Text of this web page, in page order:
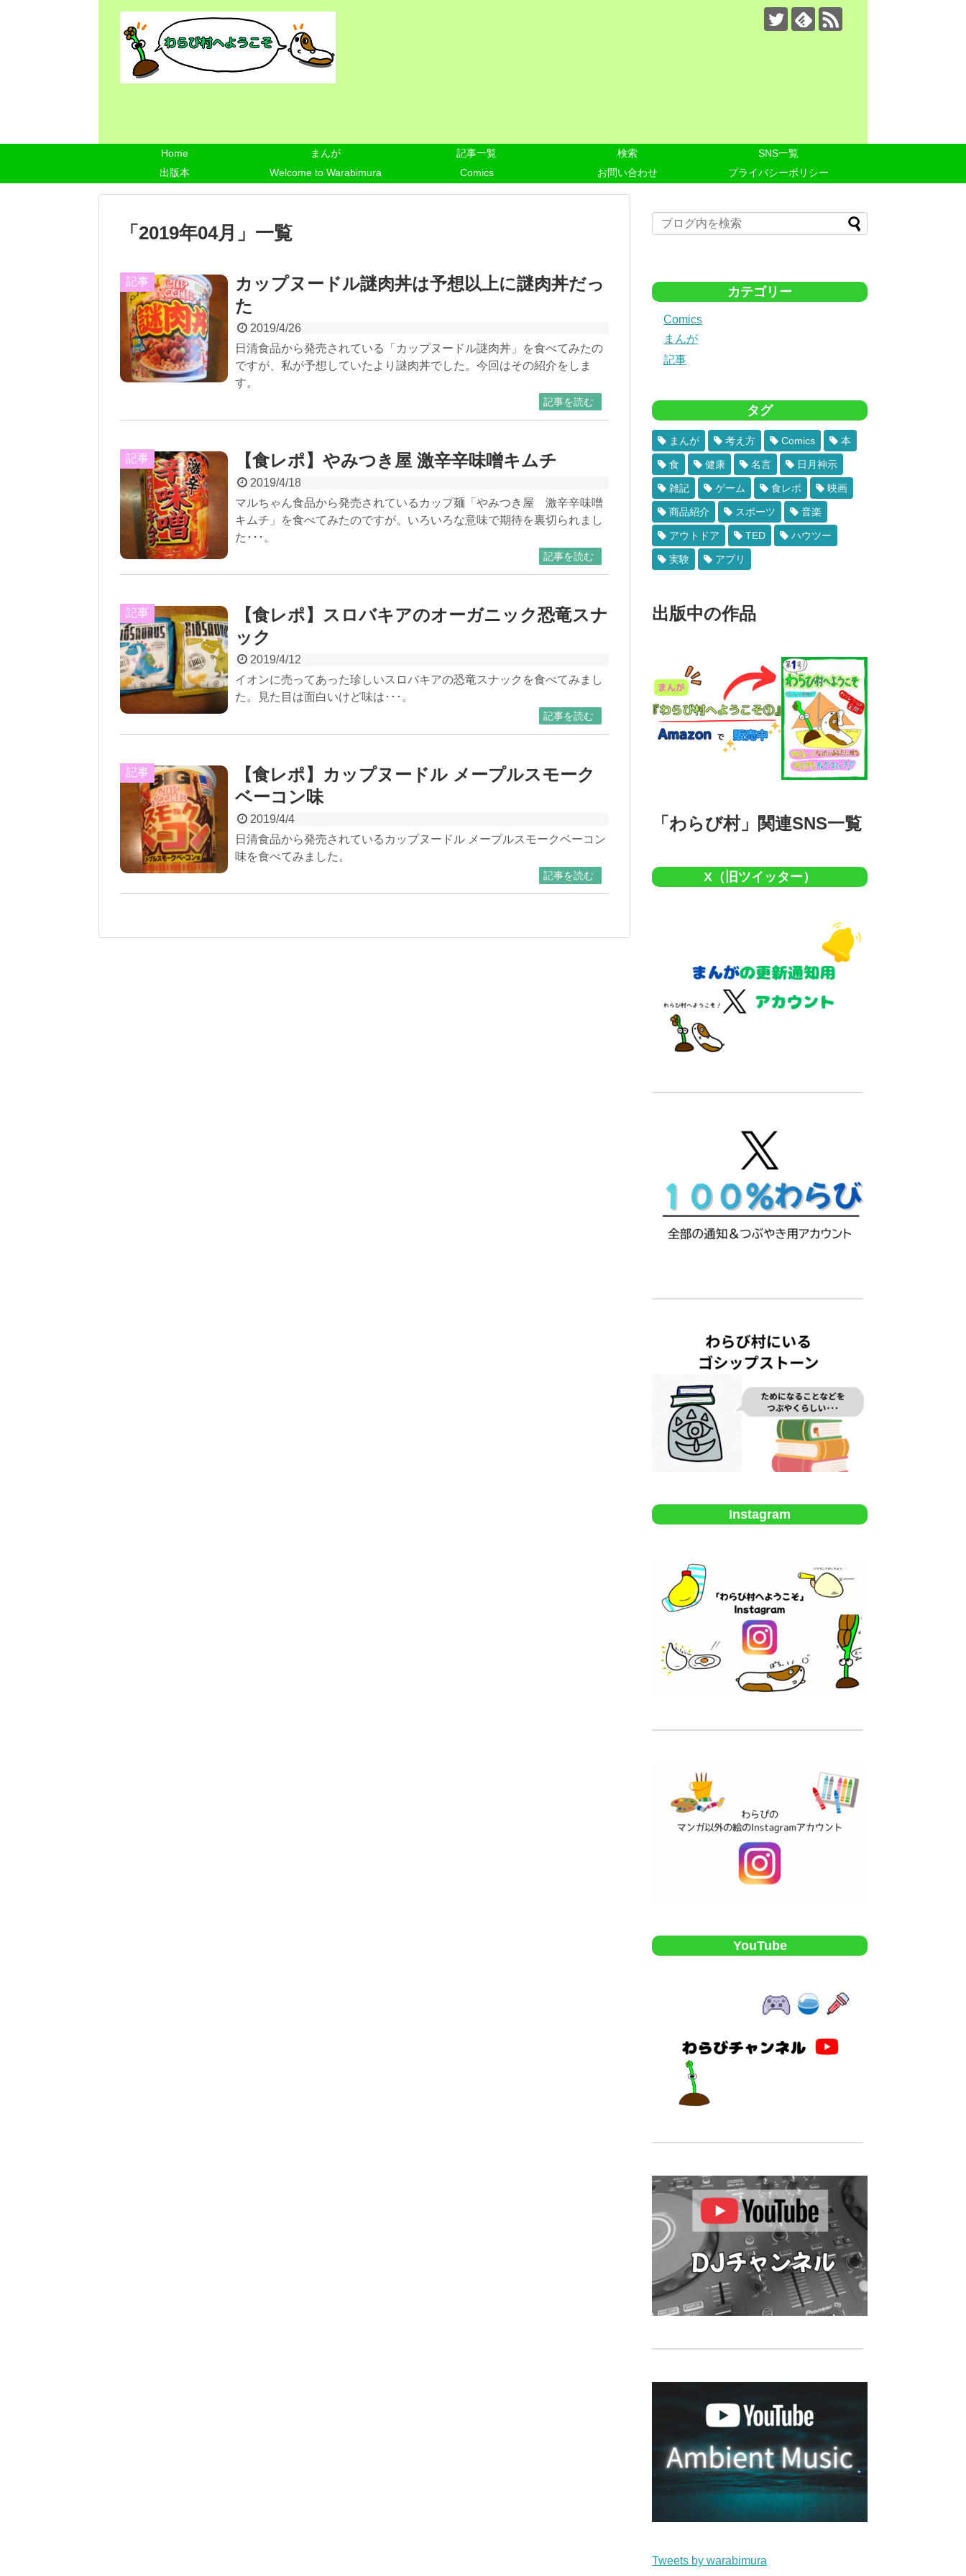
Home まんが 記事一覧 検索
SNS一覧
出版本
Welcome to Warabimura Comics お問い合わせ プライバシーポリシー
「 2019年04月 」 一覧
カップヌードル謎肉丼は予想以上に謎肉丼だっ
た
2019/4/26
記事
日清食品から発売されている「カップヌードル謎肉丼」を食べてみたの
ですが、私が予想していたより謎肉丼でした。今回はその紹介をしま
す。
記事を読む
【食レポ】やみつき屋 激辛辛味噌キムチ
2019/4/18
記事
マルちゃん食品から発売されているカップ麺「やみつき屋 激辛辛味噌
キムチ」を食べてみたのですが。いろいろな意味で期待を裏切られまし
た･･･。
記事を読む
【食レポ】スロバキアのオーガニック恐竜スナ
ック
2019/4/12
記事
イオンに売ってあった珍しいスロバキアの恐竜スナックを食べてみまし
た。見た目は面白いけど味は･･･。
記事を読む
【食レポ】カップヌードル メープルスモーク
ベーコン味
2019/4/4
記事
日清食品から発売されているカップヌードル メープルスモークベーコン
味を食べてみました。
記事を読む
カテゴリー
Comics
まんが
記事
タグ
まんが 考え方 Comics 本
食 健康 名言 日月神示
雑記 ゲーム 食レポ 映画
商品紹介 スポーツ 音楽
アウトドア TED ハウツー
実験 アプリ
出版中の作品
「わらび村」関連SNS一覧
X（旧ツイッター）
Instagram
YouTube
Tweets by warabimura